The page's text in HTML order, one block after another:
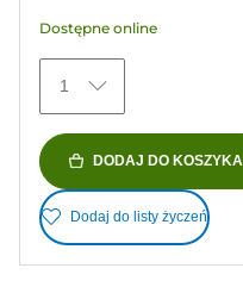
29
Recenzji
Dostępne online
1
DODAJ DO KOSZYKA
Dodaj do listy życzeń